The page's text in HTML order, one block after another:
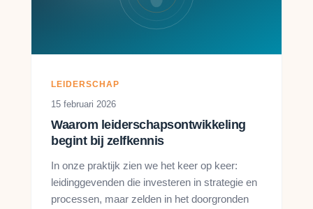
LEIDERSCHAP
15 februari 2026
Waarom leiderschapsontwikkeling
begint bij zelfkennis
In onze praktijk zien we het keer op keer:
leidinggevenden die investeren in strategie en
processen, maar zelden in het doorgronden